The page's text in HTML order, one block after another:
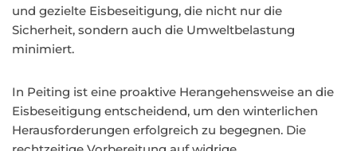
und gezielte Eisbeseitigung, die nicht nur die
Sicherheit, sondern auch die Umweltbelastung
minimiert.
In Peiting ist eine proaktive Herangehensweise an die
Eisbeseitigung entscheidend, um den winterlichen
Herausforderungen erfolgreich zu begegnen. Die